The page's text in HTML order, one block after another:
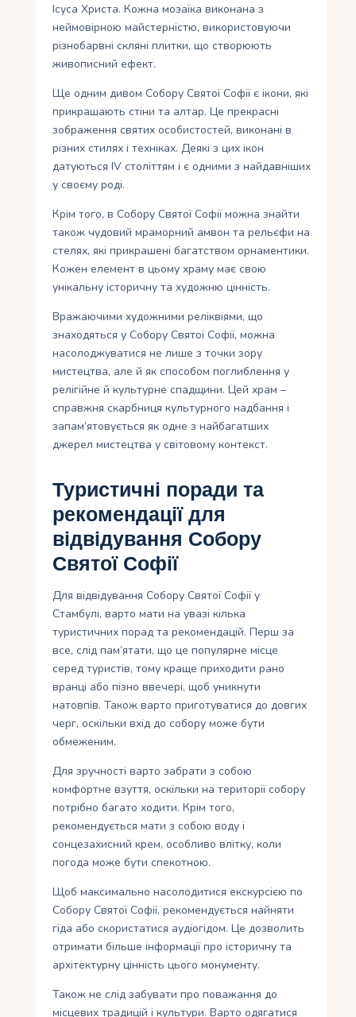
Ісуса Христа. Кожна мозаїка виконана з
неймовірною майстерністю, використовуючи
різнобарвні скляні плитки, що створюють
живописний ефект.
Ще одним дивом Собору Святої Софії є ікони, які
прикрашають стіни та алтар. Це прекрасні
зображення святих особистостей, виконані в
різних стилях і техніках. Деякі з цих ікон
датуються IV століттям і є одними з найдавніших
у своєму роді.
Крім того, в Собору Святої Софії можна знайти
також чудовий мраморний амвон та рельєфи на
стелях, які прикрашені багатством орнаментики.
Кожен елемент в цьому храму має свою
унікальну історичну та художню цінність.
Вражаючими художними реліквіями, що
знаходяться у Собору Святої Софії, можна
насолоджуватися не лише з точки зору
мистецтва, але й як способом поглиблення у
релігійне й культурне спадщини. Цей храм –
справжня скарбниця культурного надбання і
запам’ятовується як одне з найбагатших
джерел мистецтва у світовому контекст.
Туристичні поради та
рекомендації для
відвідування Собору
Святої Софії
Для відвідування Собору Святої Софії у
Стамбулі, варто мати на увазі кілька
туристичних порад та рекомендацій. Перш за
все, слід пам’ятати, що це популярне місце
серед туристів, тому краще приходити рано
вранці або пізно ввечері, щоб уникнути
натовпів. Також варто приготуватися до довгих
черг, оскільки вхід до собору може бути
обмеженим.
Для зручності варто забрати з собою
комфортне взуття, оскільки на території собору
потрібно багато ходити. Крім того,
рекомендується мати з собою воду і
сонцезахисний крем, особливо влітку, коли
погода може бути спекотною.
Щоб максимально насолодитися екскурсією по
Собору Святої Софії, рекомендується найняти
гіда або скористатися аудіогідом. Це дозволить
отримати більше інформації про історичну та
архітектурну цінність цього монументу.
Також не слід забувати про поважання до
місцевих традицій і культури. Варто одягатися